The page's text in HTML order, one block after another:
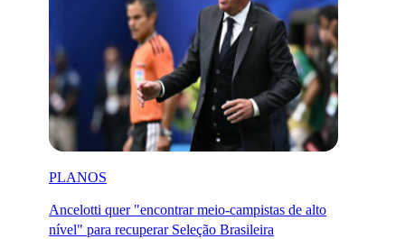
PLANOS
Ancelotti quer "encontrar meio-campistas de alto
nível" para recuperar Seleção Brasileira